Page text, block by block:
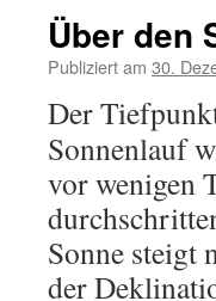
Über den
Publiziert am 30.
Der
Sonnenlauf
vor wenigen
Sonne steigt
der